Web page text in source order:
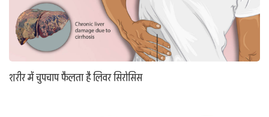
शरीर में चुपचाप फैलता है लिवर सिरोसिस